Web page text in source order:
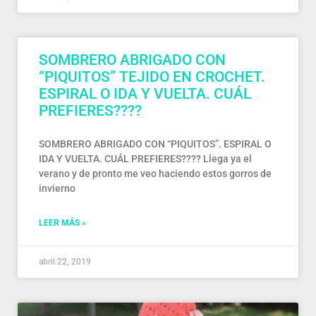
SOMBRERO ABRIGADO CON
“PIQUITOS” TEJIDO EN CROCHET.
ESPIRAL O IDA Y VUELTA. CUÁL
PREFIERES????
SOMBRERO ABRIGADO CON “PIQUITOS”. ESPIRAL O
IDA Y VUELTA. CUÁL PREFIERES???? Llega ya el
verano y de pronto me veo haciendo estos gorros de
invierno
LEER MÁS »
abril 22, 2019